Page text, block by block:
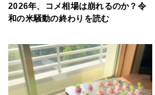
2026年、コメ相場は崩れるのか？令
和の米騒動の終わりを読む